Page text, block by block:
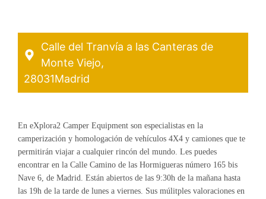
Calle del Tranvía a las Canteras de
Monte Viejo,
28031Madrid
En eXplora2 Camper Equipment son especialistas en la
camperización y homologación de vehículos 4X4 y camiones que te
permitirán viajar a cualquier rincón del mundo. Les puedes
encontrar en la Calle Camino de las Hormigueras número 165 bis
Nave 6, de Madrid. Están abiertos de las 9:30h de la mañana hasta
las 19h de la tarde de lunes a viernes. Sus múlitples valoraciones en